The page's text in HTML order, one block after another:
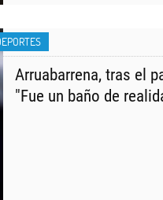
Arruabarrena, tras el
"Fue un baño de